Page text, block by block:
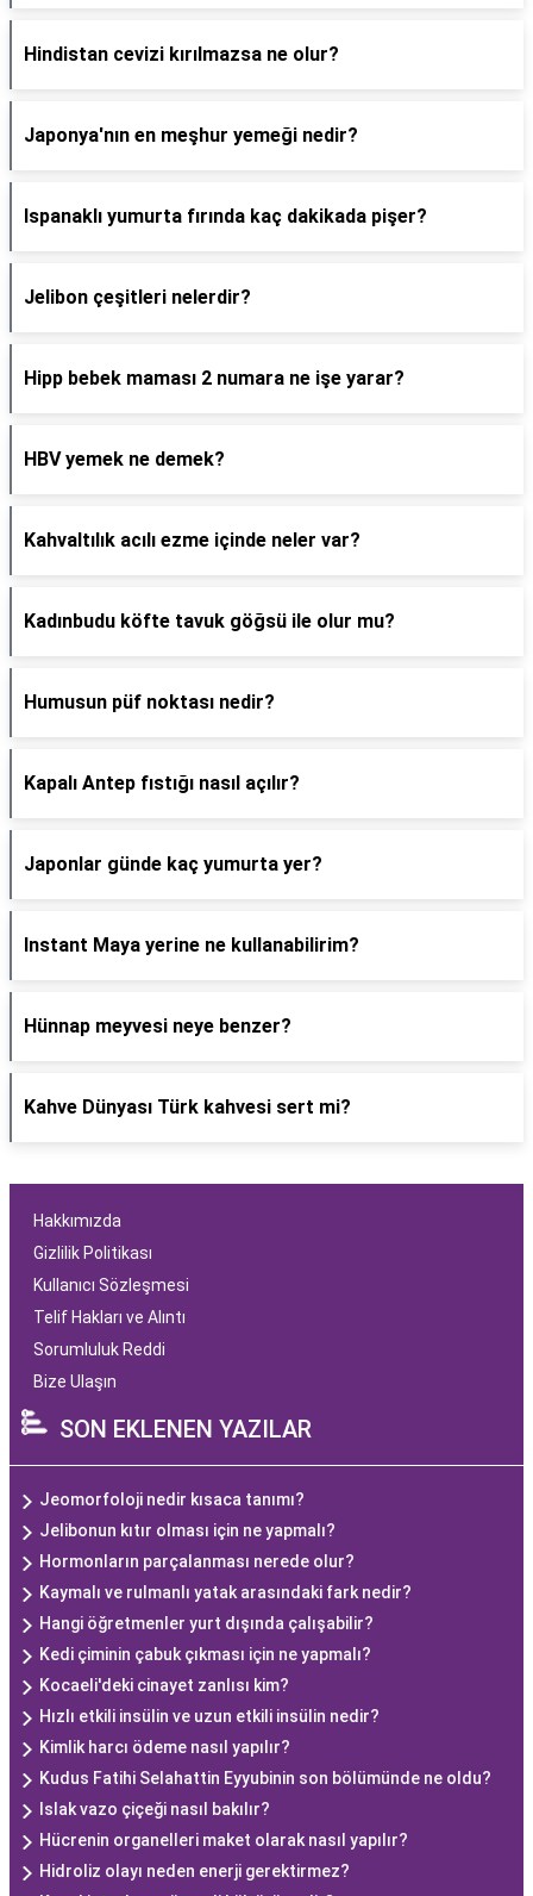
Hindistan cevizi kırılmazsa ne olur?
Japonya'nın en meşhur yemeği nedir?
Ispanaklı yumurta fırında kaç dakikada pişer?
Jelibon çeşitleri nelerdir?
Hipp bebek maması 2 numara ne işe yarar?
HBV yemek ne demek?
Kahvaltılık acılı ezme içinde neler var?
Kadınbudu köfte tavuk göğsü ile olur mu?
Humusun püf noktası nedir?
Kapalı Antep fıstığı nasıl açılır?
Japonlar günde kaç yumurta yer?
Instant Maya yerine ne kullanabilirim?
Hünnap meyvesi neye benzer?
Kahve Dünyası Türk kahvesi sert mi?
Hakkımızda
Gizlilik Politikası
Kullanıcı Sözleşmesi
Telif Hakları ve Alıntı
Sorumluluk Reddi
Bize Ulaşın
SON EKLENEN YAZILAR
Jeomorfoloji nedir kısaca tanımı?
Jelibonun kıtır olması için ne yapmalı?
Hormonların parçalanması nerede olur?
Kaymalı ve rulmanlı yatak arasındaki fark nedir?
Hangi öğretmenler yurt dışında çalışabilir?
Kedi çiminin çabuk çıkması için ne yapmalı?
Kocaeli'deki cinayet zanlısı kim?
Hızlı etkili insülin ve uzun etkili insülin nedir?
Kimlik harcı ödeme nasıl yapılır?
Kudus Fatihi Selahattin Eyyubinin son bölümünde ne oldu?
Islak vazo çiçeği nasıl bakılır?
Hücrenin organelleri maket olarak nasıl yapılır?
Hidroliz olayı neden enerji gerektirmez?